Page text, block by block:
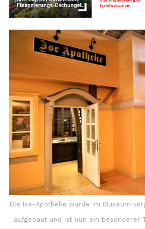
Die Ise-Apotheke wurde im Museum
aufgebaut und ist nun ein besonderer